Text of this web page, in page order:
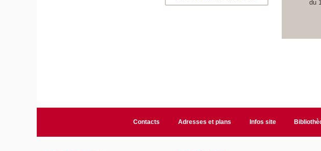
du
Contacts Adresses et plans Infos site